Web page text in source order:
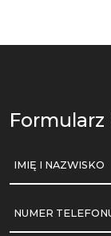
IMIĘ I NAZWISKO
NUMER